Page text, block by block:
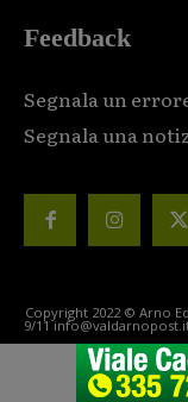
Feedback
Segnala un
Segnala una
Copyright 2022 © Arno
9/11